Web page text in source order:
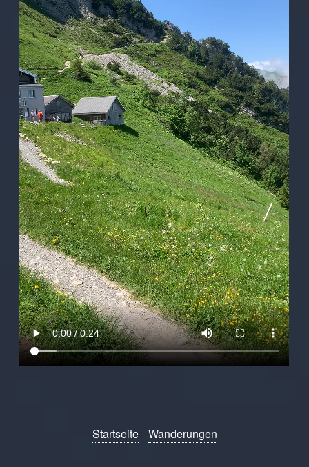
Startseite Wanderungen